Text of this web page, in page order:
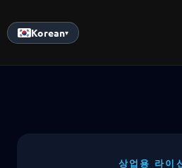
to
Korean▾
상업용 라이